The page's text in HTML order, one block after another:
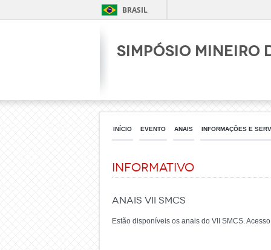
BRASIL
Simpósio Mineiro
INÍCIO EVENTO ANAIS INFORMAÇÕES E
Informativo
Anais VII SMCS
Estão disponíveis os anais do VII SMCS.